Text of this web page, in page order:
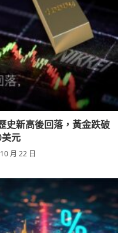
史新高後回落，黃金跌破
元
月 22 日